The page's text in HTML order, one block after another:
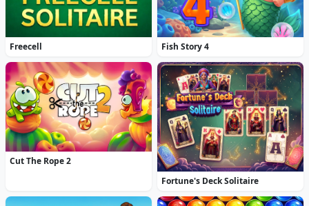
Freecell Fish Story 4
Cut The Rope 2
Fortune's Deck Solitaire